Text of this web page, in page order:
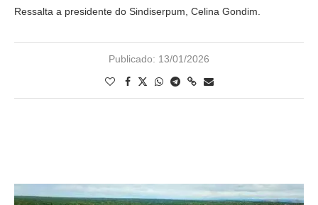
Ressalta a presidente do Sindiserpum, Celina Gondim.
Publicado: 13/01/2026